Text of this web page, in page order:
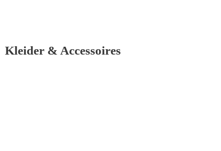
Kleider & Accessoires